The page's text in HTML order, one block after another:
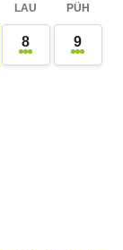
LAU PÜH
8 9